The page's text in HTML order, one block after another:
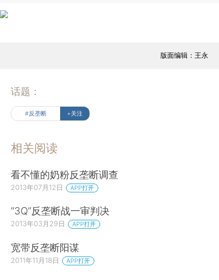
版面编辑：王永
话题：
#反垄断 +关注
相关阅读
看不懂的奶粉反垄断调查
2013年07月12日 APP打开
“3Q”反垄断战一审判决
2013年03月29日 APP打开
宽带反垄断阳谋
2011年11月18日 APP打开